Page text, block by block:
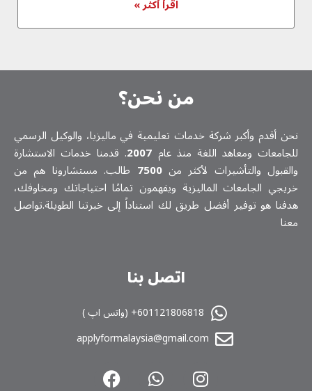
اقرأ أكثر »
من نحن؟
نحن أقدم وأكبر شركة خدمات تعلیمیة في ماليزيا، والوكيل الرسمي
للجامعات ومعاهد اللغة منذ عام 2007. قدمنا خدمات الاستشارة
والقبول والتأشيرات لأكثر من7500 طالب. مستشارونا هم من
خريجي الجامعات الماليزية ويفهمون تمامًا احتياجاتك ومخاوفك،
هدفنا هو توفير أفضل طريق لك استناداً إلى خبرتنا الطويلة.تواصل
معنا
اتصل بنا
601121806818+ (واتس اپ )
applyformalaysia@gmail.com